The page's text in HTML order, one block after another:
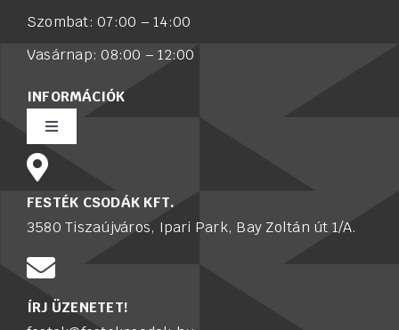
Szombat: 07:00 – 14:00
Vasárnap: 08:00 – 12:00
INFORMÁCIÓK
Toggle
Navigation
Rólunk
Értékesítő munkatársat keresünk
FESTÉK CSODÁK KFT.
3580 Tiszaújváros, Ipari Park, Bay Zoltán út 1/A.
ÍRJ ÜZENETET!